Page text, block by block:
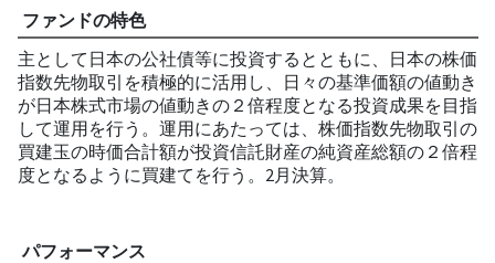
ファンドの特色
主として日本の公社債等に投資するとともに、日本の株価
指数先物取引を積極的に活用し、日々の基準価額の値動き
が日本株式市場の値動きの２倍程度となる投資成果を目指
して運用を行う。運用にあたっては、株価指数先物取引の
買建玉の時価合計額が投資信託財産の純資産総額の２倍程
度となるように買建てを行う。2月決算。
パフォーマンス